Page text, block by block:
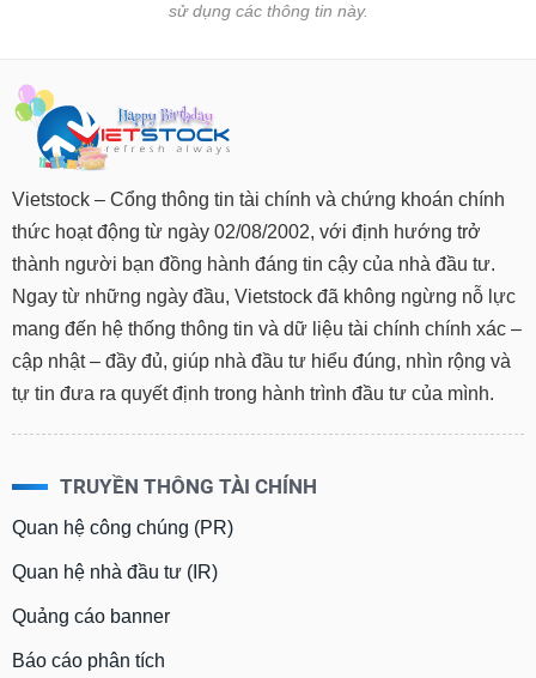
sử dụng các thông tin này.
Vietstock – Cổng thông tin tài chính và chứng khoán chính
thức hoạt động từ ngày 02/08/2002, với định hướng trở
thành người bạn đồng hành đáng tin cậy của nhà đầu tư.
Ngay từ những ngày đầu, Vietstock đã không ngừng nỗ lực
mang đến hệ thống thông tin và dữ liệu tài chính chính xác –
cập nhật – đầy đủ, giúp nhà đầu tư hiểu đúng, nhìn rộng và
tự tin đưa ra quyết định trong hành trình đầu tư của mình.
TRUYỀN THÔNG TÀI CHÍNH
Quan hệ công chúng (PR)
Quan hệ nhà đầu tư (IR)
Quảng cáo banner
Báo cáo phân tích